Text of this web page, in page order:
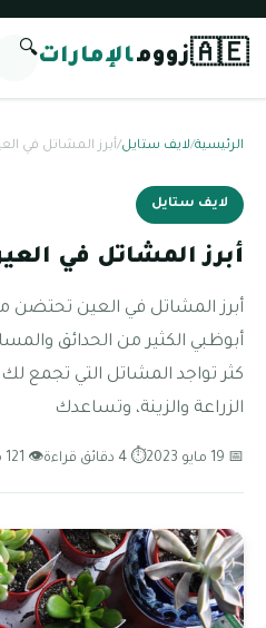
🇦🇪زوومالإمارات🔍
الرئيسية/لايف ستايل/أبرز المشاتل في العين
لايف ستايل
أبرز المشاتل في العين
أبرز المشاتل في العين تحتضن
أبوظبي الكثير من الحدائق
كثر تواجد المشاتل التي تجمع لك
الزراعة والزينة، وتساعدك
📅 19 مايو 2023 ⏱ 4 دقائق قراءة 👁 121 مشاهدة